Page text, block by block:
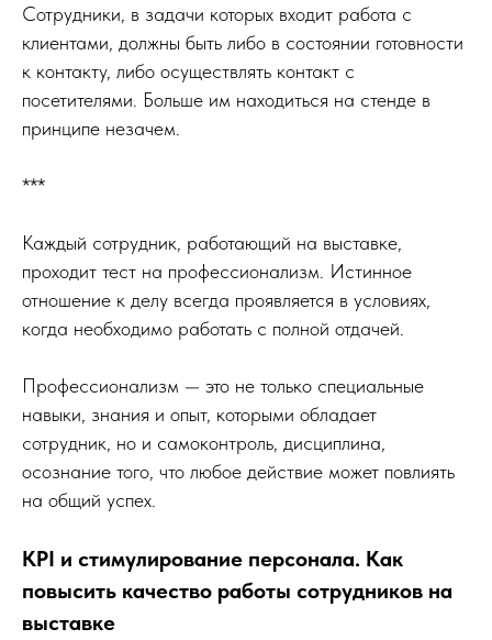
Сотрудники, в задачи которых входит работа с
клиентами, должны быть либо в состоянии готовности
к контакту, либо осуществлять контакт с
посетителями. Больше им находиться на стенде в
принципе незачем.
***
Каждый сотрудник, работающий на выставке,
проходит тест на профессионализм. Истинное
отношение к делу всегда проявляется в условиях,
когда необходимо работать с полной отдачей.
Профессионализм — это не только специальные
навыки, знания и опыт, которыми обладает
сотрудник, но и самоконтроль, дисциплина,
осознание того, что любое действие может повлиять
на общий успех.
KPI и стимулирование персонала. Как
повысить качество работы сотрудников на
выставке